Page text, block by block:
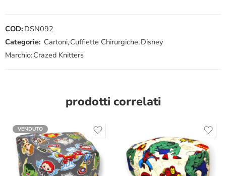
COD: DSN092
Categorie: Cartoni,Cuffiette Chirurgiche,Disney
Marchio:Crazed Knitters
prodotti correlati
VENDUTO